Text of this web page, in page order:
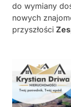
do wymiany
nowych
przyszłości